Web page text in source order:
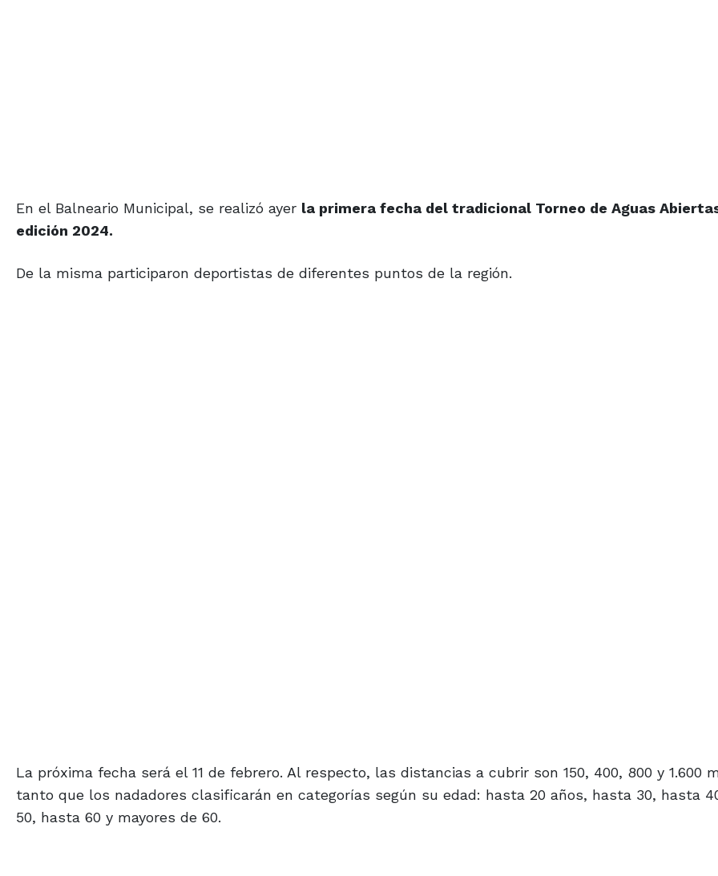
En el Balneario Municipal, se realizó ayer la primera fecha del tradicional Torneo de Aguas
edición 2024.
De la misma participaron deportistas de diferentes puntos de la región.
La próxima fecha será el 11 de febrero. Al respecto, las distancias a cubrir son 150, 400, 800 y 1.600
tanto que los nadadores clasificarán en categorías según su edad: hasta 20 años, hasta 30, hasta
50, hasta 60 y mayores de 60.